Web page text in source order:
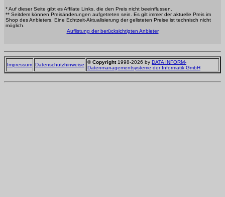
* Auf dieser Seite gibt es Affilate Links, die den Preis nicht beeinflussen.
** Seitdem können Preisänderungen aufgetreten sein. Es gilt immer der aktuelle Preis im
Shop des Anbieters. Eine Echtzeit-Aktualisierung der gelisteten Preise ist technisch nicht
möglich.
Auflistung der berücksichtigten Anbieter
Impressum Datenschutzhinweise ©Copyright1998-2026 by DATA INFORM-
Datenmanagementsysteme der Informatik GmbH